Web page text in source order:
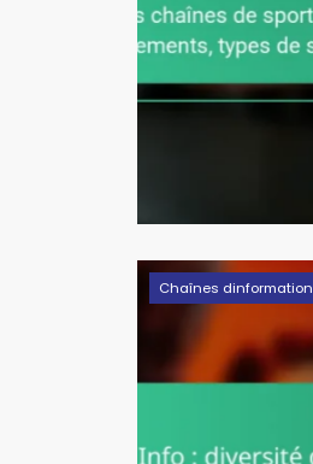
Chaînes dinformation